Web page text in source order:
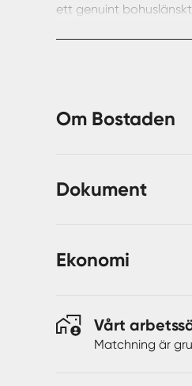
ett genuint
sandstränder samt
Önskar du aktivera dig
Om Bostaden
Dokument
Ekonomi
Vårt
Matchning är